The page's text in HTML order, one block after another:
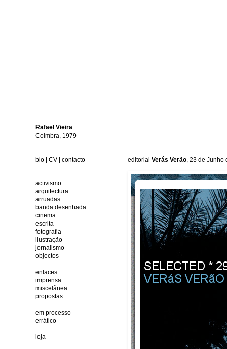
editorial Verás Verão, 23 de Junho
Rafael Vieira
Coimbra, 1979
bio CV contacto
activismo
arquitectura
arruadas
banda desenhada
cinema
escrita
fotografia
ilustração
jornalismo
objectos
enlaces
imprensa
miscelânea
propostas
em processo
errático
loja